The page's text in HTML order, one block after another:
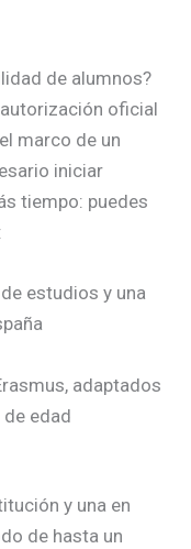
de alumnos?
oficial
marco de un
iniciar
tiempo: puedes
estudios y una
adaptados
edad
y una en
de hasta un